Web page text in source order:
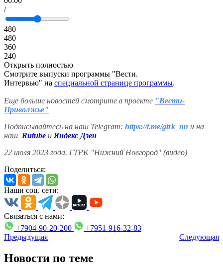
/
480
480
360
240
Открыть полностью
Смотрите выпуски программы "Вести.
Интервью" на специальной странице программы.
Еще больше новостей смотрите в проекте "Вести-
Приволжье"
Подписывайтесь на наш Telegram: https://t.me/gtrk_nn и на
наш Rutube и Яндекс Дзен
22 июля 2023 года. ГТРК "Нижний Новгород" (видео)
Поделиться:
Наши соц. сети:
Связаться с нами:
+7904-90-20-200
+7951-916-32-83
Предыдущая
Следующая
Новости по теме